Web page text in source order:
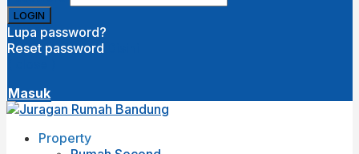
Lupa password?
Reset password
Masuk
Property